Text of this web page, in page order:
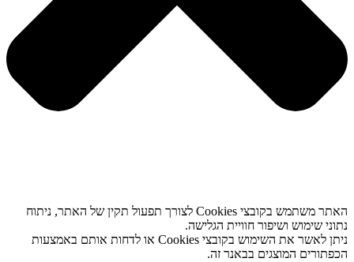
האתר משתמש בקובצי Cookies לצורך תפעול תקין של האתר, ניתוח
נתוני שימוש ושיפור חוויית הגלישה.
ניתן לאשר את השימוש בקובצי Cookies או לדחות אותם באמצעות
הכפתורים המוצגים בבאנר זה.